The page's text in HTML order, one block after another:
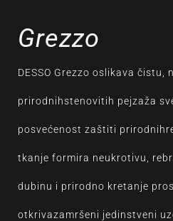
Grezzo
DESSO Grezzo oslikava čistu,
prirodnihstenovitih pejzaža
posvećenost zaštiti
tkanje formira neukrotivu,
dubinu i prirodno kretanje
otkrivazamršeni jedinstveni